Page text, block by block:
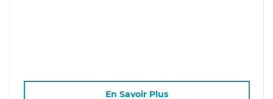
En Savoir Plus